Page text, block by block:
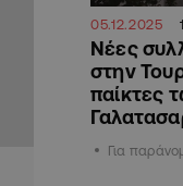
05.12.2025
Νέες
στην
παίκτες
Για